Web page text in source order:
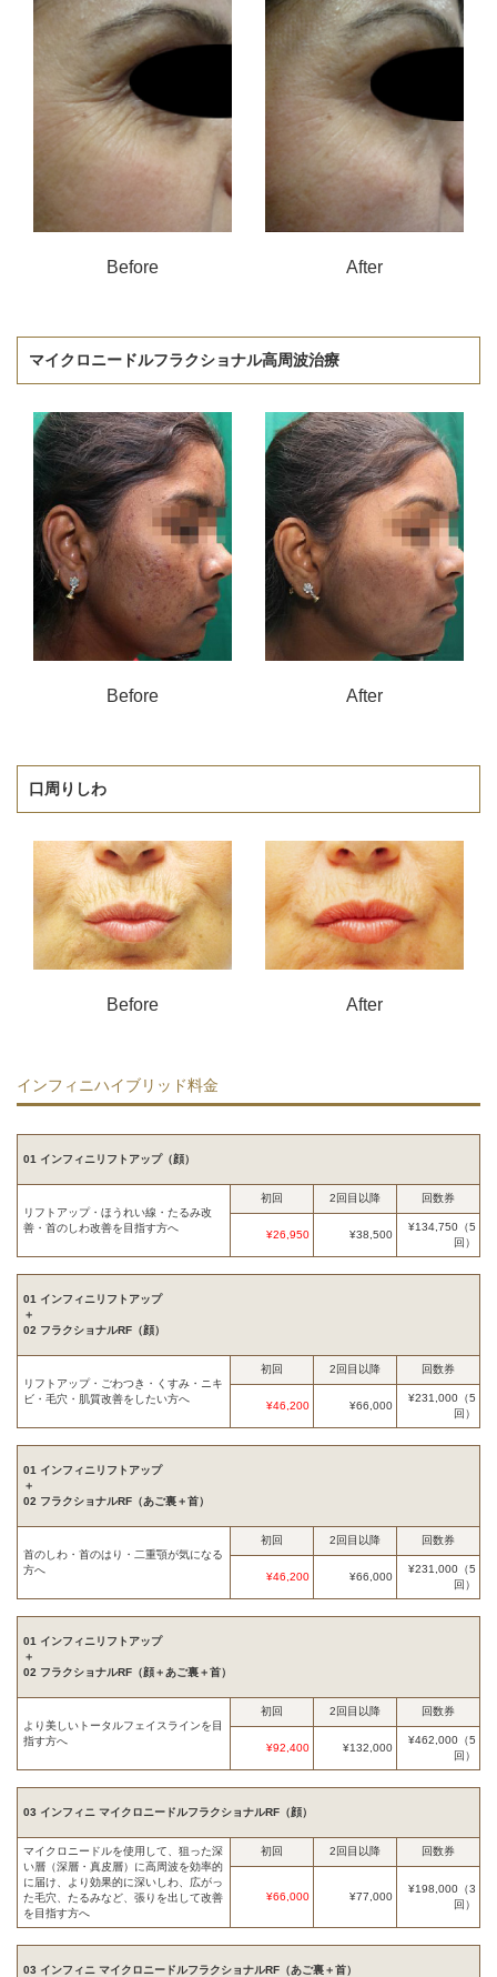
Before After
マイクロニードルフラクショナル高周波治療
Before After
口周りしわ
Before After
インフィニハイブリッド料金
01 インフィニリフトアップ（顔）
リフトアップ・ほうれい線・たるみ改
善・首のしわ改善を目指す方へ
初回 2回目以降 回数券
¥26,950 ¥38,500
¥134,750（5
回）
01 インフィニリフトアップ
＋
02 フラクショナルRF（顔）
リフトアップ・ごわつき・くすみ・ニキ
ビ・毛穴・肌質改善をしたい方へ
初回 2回目以降 回数券
¥46,200 ¥66,000
¥231,000（5
回）
01 インフィニリフトアップ
＋
02 フラクショナルRF（あご裏＋首）
首のしわ・首のはり・二重顎が気になる
方へ
初回 2回目以降 回数券
¥46,200 ¥66,000
¥231,000（5
回）
01 インフィニリフトアップ
＋
02 フラクショナルRF（顔＋あご裏＋首）
より美しいトータルフェイスラインを目
指す方へ
初回 2回目以降 回数券
¥92,400 ¥132,000
¥462,000（5
回）
03 インフィニ マイクロニードルフラクショナルRF（顔）
マイクロニードルを使用して、狙った深
い層（深層・真皮層）に高周波を効率的
に届け、より効果的に深いしわ、広がっ
た毛穴、たるみなど、張りを出して改善
を目指す方へ
初回 2回目以降 回数券
¥66,000 ¥77,000
¥198,000（3
回）
03 インフィニ マイクロニードルフラクショナルRF（あご裏＋首）